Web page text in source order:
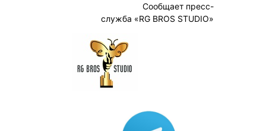
Сообщает пресс-
служба «RG BROS STUDIO»